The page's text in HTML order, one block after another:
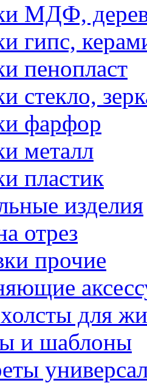
МДФ,
гипс,
пенопласт
стекло,
фарфор
металл
пластик
изделия
отрез
прочие
для
и шаблоны